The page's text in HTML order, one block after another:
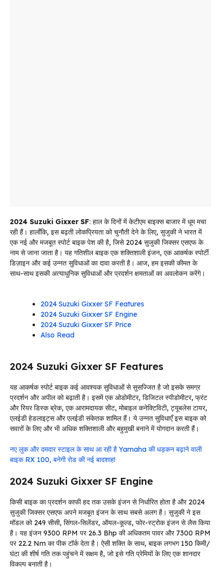
2024 Suzuki Gixxer SF: हाल के दिनों में केटीएम बाइक्स बाजार में धूम मचा
रही हैं। हालाँकि, इस बढ़ती लोकप्रियता को चुनौती देने के लिए, सुजुकी ने भारत में
एक नई और मजबूत स्पोर्ट बाइक पेश की है, जिसे 2024 सुजुकी जिक्सर एसएफ के
नाम से जाना जाता है। यह गतिशील बाइक एक शक्तिशाली इंजन, एक आकर्षक स्पोर्टी
डिज़ाइन और कई उन्नत सुविधाओं का दावा करती है। आज, हम इसकी कीमत के
साथ-साथ इसकी अत्याधुनिक सुविधाओं और प्रदर्शन क्षमताओं का अवलोकन करेंगे।
2024 Suzuki Gixxer SF Features
2024 Suzuki Gixxer SF Engine
2024 Suzuki Gixxer SF Price
Also Read
2024 Suzuki Gixxer SF Features
यह आकर्षक स्पोर्ट बाइक कई आवश्यक सुविधाओं से सुसज्जित है जो इसके समग्र
प्रदर्शन और अपील को बढ़ाती है। इसमें एक ओडोमीटर, डिजिटल स्पीडोमीटर, फ्रंट
और रियर डिस्क ब्रेक, एक आरामदायक सीट, मोबाइल कनेक्टिविटी, ट्यूबलेस टायर,
एलईडी हेडलाइट्स और एलईडी संकेतक शामिल हैं। ये उन्नत सुविधाएँ इस बाइक को
सवारों के लिए और भी अधिक शक्तिशाली और बहुमुखी बनाने में योगदान करती हैं।
नए लुक और दमदार स्टाइल के साथ आ रही है Yamaha की धड़कन बढ़ाने वाली
बाइक RX 100, बनेगी रोड की नई बादशाह!
2024 Suzuki Gixxer SF Engine
किसी बाइक का प्रदर्शन काफी हद तक उसके इंजन से निर्धारित होता है और 2024
सुजुकी जिक्सर एसएफ अपने मजबूत इंजन के साथ सबसे अलग है। सुजुकी ने इस
मॉडल को 249 सीसी, सिंगल-सिलेंडर, ऑयल-कूल्ड, फोर-स्ट्रोक इंजन से लैस किया
है। यह इंजन 9300 RPM पर 26.3 Bhp की अधिकतम पावर और 7300 RPM
पर 22.2 Nm का पीक टॉर्क देता है। ऐसी शक्ति के साथ, बाइक लगभग 150 किमी/
घंटा की शीर्ष गति तक पहुंचने में सक्षम है, जो इसे गति प्रेमियों के लिए एक शानदार
विकल्प बनाती है।